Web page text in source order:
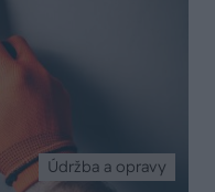
Údržba a opravy